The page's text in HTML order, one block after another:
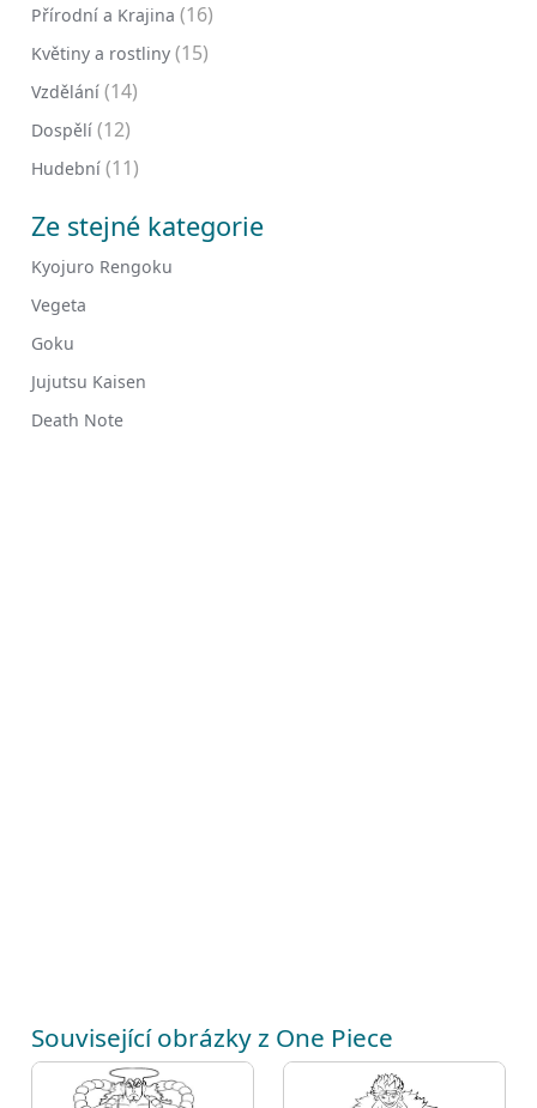
Přírodní a Krajina (16)
Květiny a rostliny (15)
Vzdělání (14)
Dospělí (12)
Hudební (11)
Ze stejné kategorie
Kyojuro Rengoku
Vegeta
Goku
Jujutsu Kaisen
Death Note
Související obrázky z One Piece